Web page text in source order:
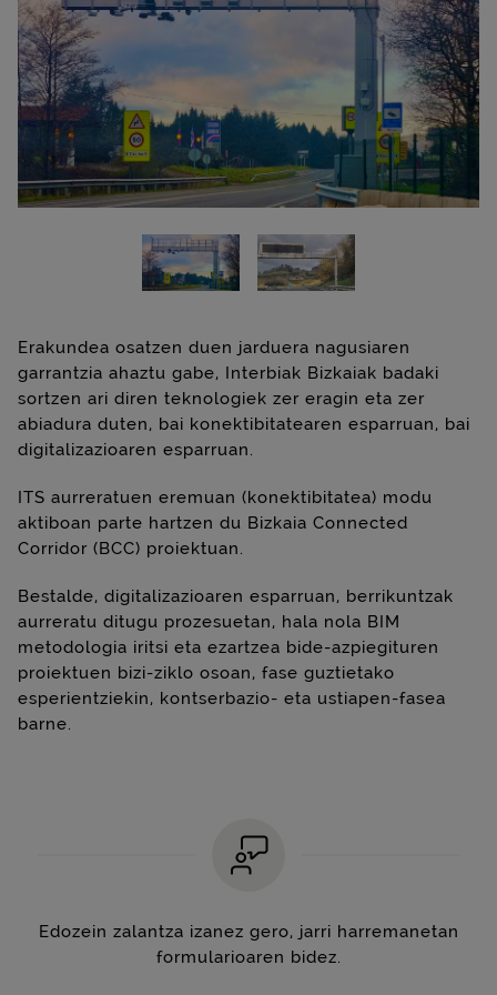
Erakundea osatzen duen jarduera nagusiaren
garrantzia ahaztu gabe, Interbiak Bizkaiak badaki
sortzen ari diren teknologiek zer eragin eta zer
abiadura duten, bai konektibitatearen esparruan, bai
digitalizazioaren esparruan.
ITS aurreratuen eremuan (konektibitatea) modu
aktiboan parte hartzen du Bizkaia Connected
Corridor (BCC) proiektuan.
Bestalde, digitalizazioaren esparruan, berrikuntzak
aurreratu ditugu prozesuetan, hala nola BIM
metodologia iritsi eta ezartzea bide-azpiegituren
proiektuen bizi-ziklo osoan, fase guztietako
esperientziekin, kontserbazio- eta ustiapen-fasea
barne.
Edozein zalantza izanez gero, jarri harremanetan
formularioaren bidez.